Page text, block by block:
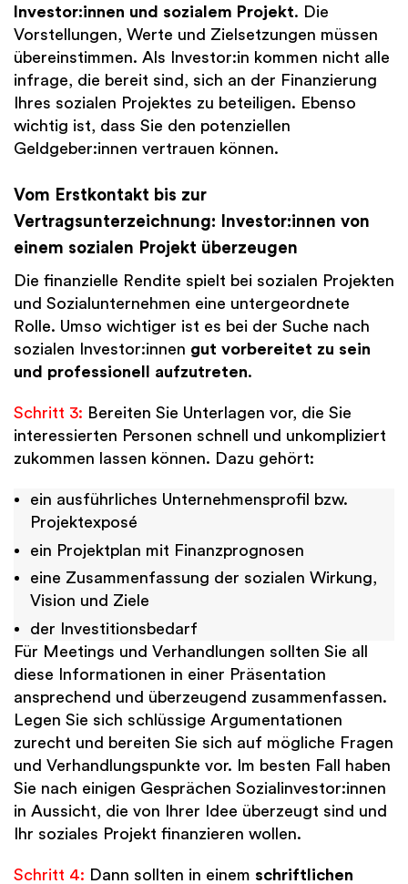
Investor:innen und sozialem Projekt. Die
Vorstellungen, Werte und Zielsetzungen müssen
übereinstimmen. Als Investor:in kommen nicht alle
infrage, die bereit sind, sich an der Finanzierung
Ihres sozialen Projektes zu beteiligen. Ebenso
wichtig ist, dass Sie den potenziellen
Geldgeber:innen vertrauen können.
Vom Erstkontakt bis zur
Vertragsunterzeichnung: Investor:innen von
einem sozialen Projekt überzeugen
Die finanzielle Rendite spielt bei sozialen Projekten
und Sozialunternehmen eine untergeordnete
Rolle. Umso wichtiger ist es bei der Suche nach
sozialen Investor:innen gut vorbereitet zu sein
und professionell aufzutreten.
Schritt 3: Bereiten Sie Unterlagen vor, die Sie
interessierten Personen schnell und unkompliziert
zukommen lassen können. Dazu gehört:
ein ausführliches Unternehmensprofil bzw.
Projektexposé
ein Projektplan mit Finanzprognosen
eine Zusammenfassung der sozialen Wirkung,
Vision und Ziele
der Investitionsbedarf
Für Meetings und Verhandlungen sollten Sie all
diese Informationen in einer Präsentation
ansprechend und überzeugend zusammenfassen.
Legen Sie sich schlüssige Argumentationen
zurecht und bereiten Sie sich auf mögliche Fragen
und Verhandlungspunkte vor. Im besten Fall haben
Sie nach einigen Gesprächen Sozialinvestor:innen
in Aussicht, die von Ihrer Idee überzeugt sind und
Ihr soziales Projekt finanzieren wollen.
Schritt 4: Dann sollten in einem schriftlichen